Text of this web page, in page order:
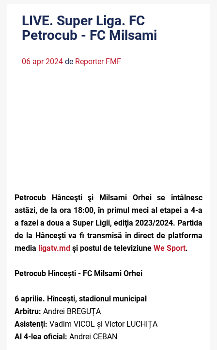
LIVE. Super Liga. FC
Petrocub - FC Milsami
06 apr 2024 de Reporter FMF
Petrocub Hânceşti şi Milsami Orhei se întâlnesc
astăzi, de la ora 18:00, în primul meci al etapei a 4-a
a fazei a doua a Super Ligii, ediţia 2023/2024. Partida
de la Hânceşti va fi transmisă în direct de platforma
media ligatv.md şi postul de televiziune We Sport.
Petrocub Hîncești - FC Milsami Orhei
6 aprilie. Hîncești, stadionul municipal
Arbitru: Andrei BREGUȚA
Asistenți: Vadim VICOL și Victor LUCHIȚA
Al 4-lea oficial: Andrei CEBAN